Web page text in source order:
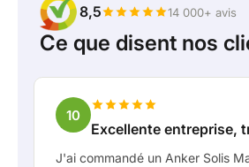
8,5 14 000+ avis
Ce que disent nos
10
Excellente entreprise,
J'ai commandé un Anker Solis